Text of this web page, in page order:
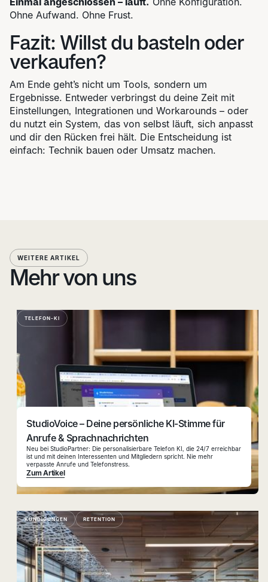
Ohne Aufwand. Ohne Frust.
Fazit: Willst du basteln oder
verkaufen?
Am Ende geht’s nicht um Tools, sondern um
Ergebnisse. Entweder verbringst du deine Zeit mit
Einstellungen, Integrationen und Workarounds – oder
du nutzt ein System, das von selbst läuft, sich anpasst
und dir den Rücken frei hält. Die Entscheidung ist
einfach: Technik bauen oder Umsatz machen.
WEITERE ARTIKEL
Mehr von uns
TELEFON-KI
StudioVoice – Deine persönliche KI-Stimme für
Anrufe & Sprachnachrichten
Neu bei StudioPartner: Die personalisierbare Telefon KI, die 24/7 erreichbar
ist und mit deinen Interessenten und Mitgliedern spricht. Nie mehr
verpasste Anrufe und Telefonstress.
Zum Artikel
KÜNDIGUNGEN RETENTION